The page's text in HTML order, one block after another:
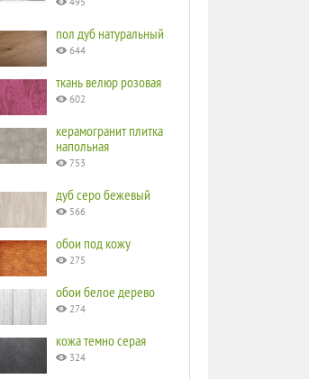
495
пол дуб натуральный
644
ткань велюр розовая
602
керамогранит плитка
напольная
753
дуб серо бежевый
566
обои под кожу
275
обои белое дерево
274
кожа темно серая
324